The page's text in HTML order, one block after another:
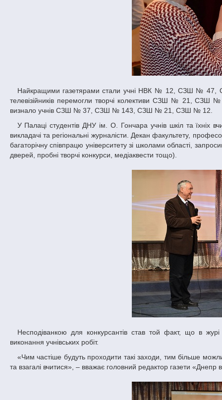
Найкращими газетярами стали учні НВК № 12, СЗШ № 47, СЗШ №123, СЗШ №136, СЗШ № 147, НВК № 148 «Планета щастя». Серед
телевізійників перемогли творчі колективи СЗШ № 21, СЗШ №
визнало учнів СЗШ № 37, СЗШ № 143, СЗШ № 21, СЗШ № 12.
У Палаці студентів ДНУ ім. О. Гончара учнів шкіл та їхніх вчителів привітали студенти факультету систем та засобів масової комунікації,
викладачі та регіональні журналісти. Декан факультету,
багаторічну співпрацю університету зі школами області,
дверей, пробні творчі конкурси, медіаквести тощо).
Несподіванкою для конкурсантів став той факт, що в журі були присутні журналісти-практики, які також підтвердили високий рівень
виконання учнівських робіт.
«Чим частіше будуть проходити такі заходи, тим більше можливостей буде в абітурієнтів та учнів зустрічатися із редакторами, викладачами
та взагалі вчитися», – вважає головний редактор газети